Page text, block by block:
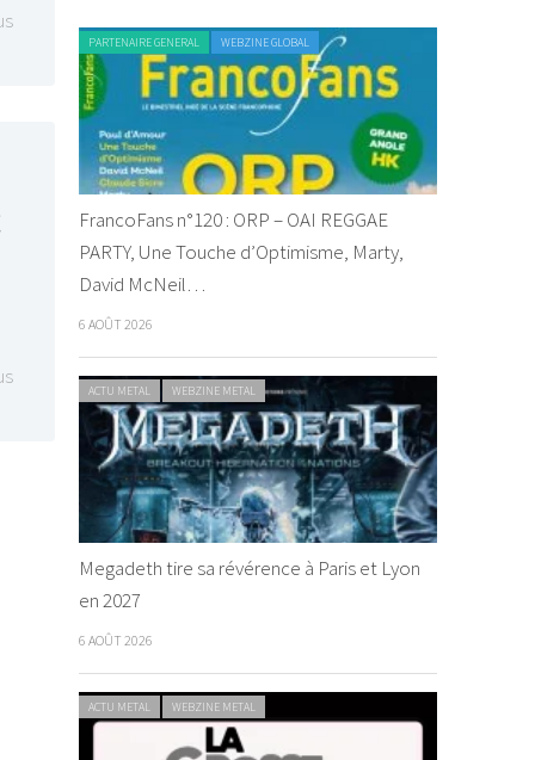
PARTENAIRE GENERAL WEBZINE GLOBAL
FrancoFans n°120 : ORP – OAI REGGAE
PARTY, Une Touche d’Optimisme, Marty,
David McNeil…
6 AOÛT 2026
ACTU METAL WEBZINE METAL
Megadeth tire sa révérence à Paris et Lyon
en 2027
6 AOÛT 2026
ACTU METAL WEBZINE METAL